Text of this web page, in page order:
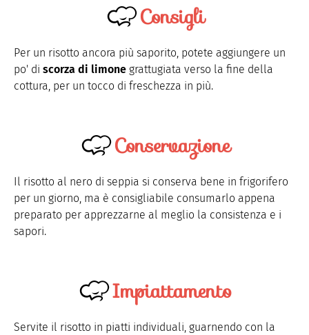
Consigli
Per un risotto ancora più saporito, potete aggiungere un
po' di scorza di limone grattugiata verso la fine della
cottura, per un tocco di freschezza in più.
Conservazione
Il risotto al nero di seppia si conserva bene in frigorifero
per un giorno, ma è consigliabile consumarlo appena
preparato per apprezzarne al meglio la consistenza e i
sapori.
Impiattamento
Servite il risotto in piatti individuali, guarnendo con la